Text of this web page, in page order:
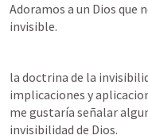
Adoramos a un Dios que
invisible.
la doctrina de la
implicaciones y
me gustaría señalar
invisibilidad de Dios.